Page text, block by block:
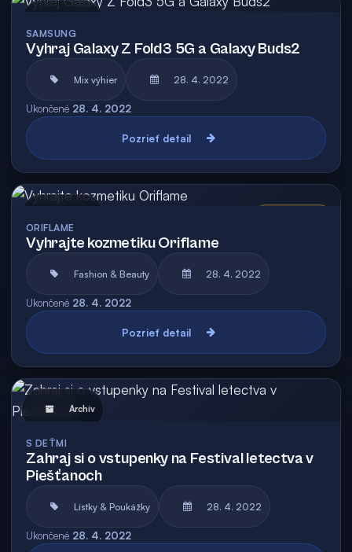
SAMSUNG
Vyhraj Galaxy Z Fold3 5G a Galaxy Buds2
Mix výhier 28. 4. 2022
Ukončené 28. 4. 2022
Pozrieť detail
ORIFLAME
Vyhrajte kozmetiku Oriflame
Fashion & Beauty 28. 4. 2022
Ukončené 28. 4. 2022
Pozrieť detail
Archív
S DEŤMI
Zahraj si o vstupenky na Festival letectva v
Piešťanoch
Lístky & Poukážky 28. 4. 2022
Ukončené 28. 4. 2022